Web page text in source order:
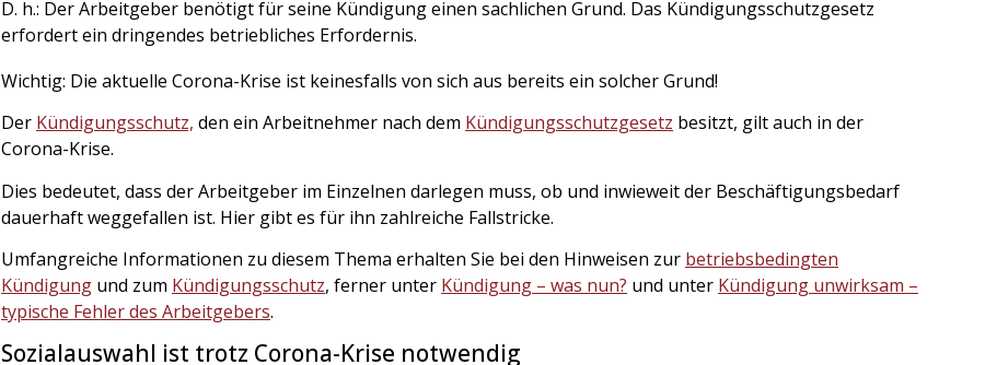
D. h.: Der Arbeitgeber benötigt für seine Kündigung einen sachlichen Grund. Das Kündigungsschutzgesetz
erfordert ein dringendes betriebliches Erfordernis.
Wichtig: Die aktuelle Corona-Krise ist keinesfalls von sich aus bereits ein solcher Grund!
Der Kündigungsschutz, den ein Arbeitnehmer nach dem Kündigungsschutzgesetz besitzt, gilt auch in der
Corona-Krise.
Dies bedeutet, dass der Arbeitgeber im Einzelnen darlegen muss, ob und inwieweit der Beschäftigungsbedarf
dauerhaft weggefallen ist. Hier gibt es für ihn zahlreiche Fallstricke.
Umfangreiche Informationen zu diesem Thema erhalten Sie bei den Hinweisen zur betriebsbedingten
Kündigung und zum Kündigungsschutz, ferner unter Kündigung – was nun? und unter Kündigung unwirksam –
typische Fehler des Arbeitgebers.
Sozialauswahl ist trotz Corona-Krise notwendig